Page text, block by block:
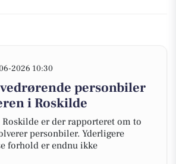
2026 10:30
personbiler
i Roskilde
Roskilde er der rapporteret om to
personbiler. Yderligere
forhold er endnu ikke